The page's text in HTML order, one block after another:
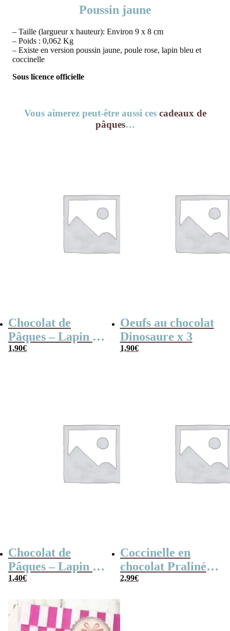
Poussin jaune
– Taille (largueur x hauteur): Environ 9 x 8 cm
– Poids : 0,062 Kg
– Existe en version poussin jaune, poule rose, lapin bleu et
coccinelle
Sous licence officielle
Vous aimerez peut-être aussi ces cadeaux de
pâques…
Chocolat de
Pâques – Lapin en
chocolat au lait
1,90€
Oeufs au chocolat
Dinosaure x 3
1,90€
Chocolat de
Pâques – Lapin en
chocolat au lait
1,40€
Coccinelle en
chocolat Praliné x
10
2,99€